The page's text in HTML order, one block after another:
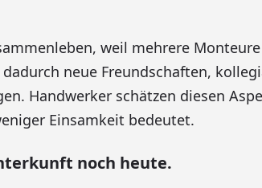
weil mehrere
neue Freundschaften,
Handwerker schätzen diesen
Einsamkeit bedeutet.
noch heute.